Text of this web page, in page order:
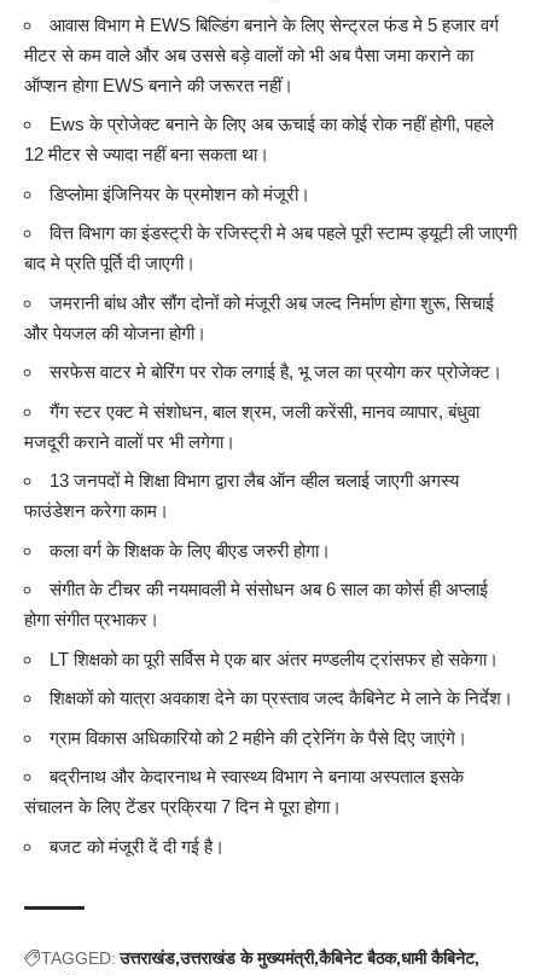
आवास विभाग मे EWS बिल्डिंग बनाने के लिए सेन्ट्रल फंड मे 5 हजार वर्ग
मीटर से कम वाले और अब उससे बड़े वालों को भी अब पैसा जमा कराने का
ऑप्शन होगा EWS बनाने की जरूरत नहीं।
Ews के प्रोजेक्ट बनाने के लिए अब ऊचाई का कोई रोक नहीं होगी, पहले
12 मीटर से ज्यादा नहीं बना सकता था।
डिप्लोमा इंजिनियर के प्रमोशन को मंजूरी।
वित्त विभाग का इंडस्ट्री के रजिस्ट्री मे अब पहले पूरी स्टाम्प ड्यूटी ली जाएगी
बाद मे प्रति पूर्ति दी जाएगी।
जमरानी बांध और सौंग दोनों को मंजूरी अब जल्द निर्माण होगा शुरू, सिचाई
और पेयजल की योजना होगी।
सरफेस वाटर मे बोरिंग पर रोक लगाई है, भू जल का प्रयोग कर प्रोजेक्ट।
गैंग स्टर एक्ट मे संशोधन, बाल श्रम, जली करेंसी, मानव व्यापार, बंधुवा
मजदूरी कराने वालों पर भी लगेगा।
13 जनपदों मे शिक्षा विभाग द्वारा लैब ऑन व्हील चलाई जाएगी अगस्य
फाउंडेशन करेगा काम।
कला वर्ग के शिक्षक के लिए बीएड जरुरी होगा।
संगीत के टीचर की नयमावली मे संसोधन अब 6 साल का कोर्स ही अप्लाई
होगा संगीत प्रभाकर।
LT शिक्षको का पूरी सर्विस मे एक बार अंतर मण्डलीय ट्रांसफर हो सकेगा।
शिक्षकों को यात्रा अवकाश देने का प्रस्ताव जल्द कैबिनेट मे लाने के निर्देश।
ग्राम विकास अधिकारियो को 2 महीने की ट्रेनिंग के पैसे दिए जाएंगे।
बद्रीनाथ और केदारनाथ मे स्वास्थ्य विभाग ने बनाया अस्पताल इसके
संचालन के लिए टेंडर प्रक्रिया 7 दिन मे पूरा होगा।
बजट को मंजूरी दें दी गई है।
TAGGED: उत्तराखंड उत्तराखंड के मुख्यमंत्री कैबिनेट बैठक धामी कैबिनेट